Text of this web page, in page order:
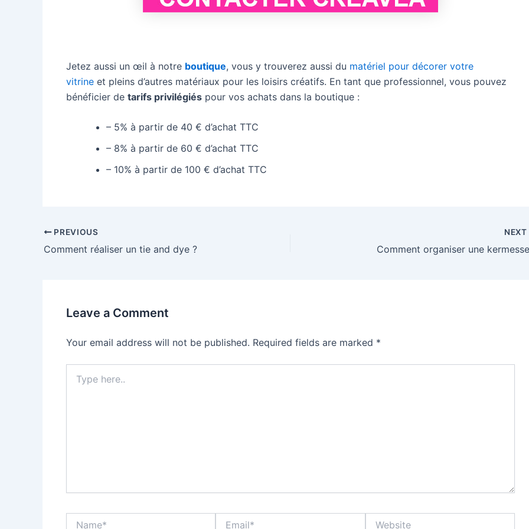
Jetez aussi un œil à notre boutique, vous y trouverez aussi du matériel pour décorer votre
vitrine et pleins d’autres matériaux pour les loisirs créatifs. En tant que professionnel, vous pouvez
bénéficier de tarifs privilégiés pour vos achats dans la boutique :
– 5% à partir de 40 € d’achat TTC
– 8% à partir de 60 € d’achat TTC
– 10% à partir de 100 € d’achat TTC
Post
navigation
PREVIOUS
Comment réaliser un tie and dye ?
NEXT
Comment organiser une
Leave a Comment
Your email address will not be published. Required fields are marked *
here..